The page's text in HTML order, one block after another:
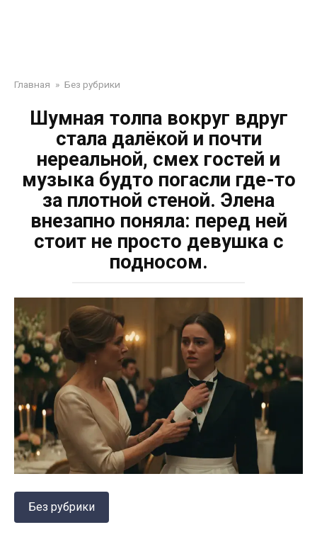
Главная » Без рубрики
Шумная толпа вокруг вдруг
стала далёкой и почти
нереальной, смех гостей и
музыка будто погасли где-то
за плотной стеной. Элена
внезапно поняла: перед ней
стоит не просто девушка с
подносом.
Без рубрики